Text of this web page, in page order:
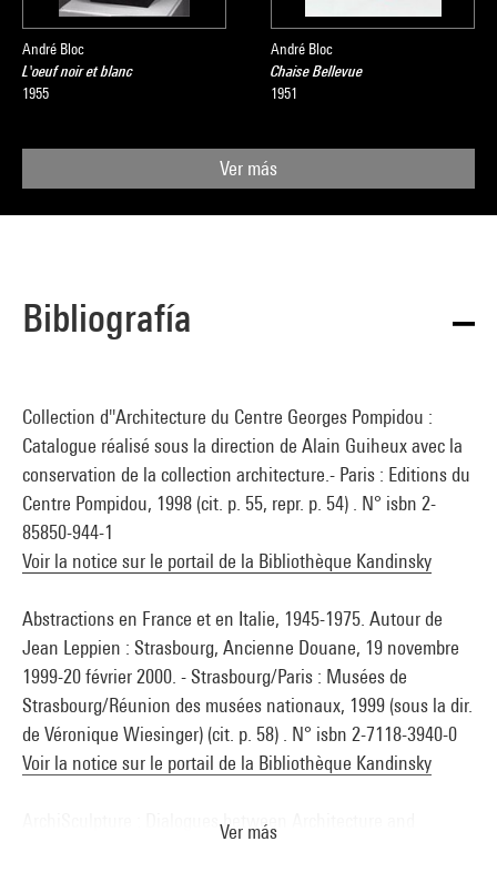
André Bloc
L'oeuf noir et blanc
1955
André Bloc
Chaise Bellevue
1951
Ver más
Bibliografía
Collection d''Architecture du Centre Georges Pompidou :
Catalogue réalisé sous la direction de Alain Guiheux avec la
conservation de la collection architecture.- Paris : Editions du
Centre Pompidou, 1998 (cit. p. 55, repr. p. 54) . N° isbn 2-
85850-944-1
Voir la notice sur le portail de la Bibliothèque Kandinsky
Abstractions en France et en Italie, 1945-1975. Autour de
Jean Leppien : Strasbourg, Ancienne Douane, 19 novembre
1999-20 février 2000. - Strasbourg/Paris : Musées de
Strasbourg/Réunion des musées nationaux, 1999 (sous la dir.
de Véronique Wiesinger) (cit. p. 58) . N° isbn 2-7118-3940-0
Voir la notice sur le portail de la Bibliothèque Kandinsky
ArchiSculpture : Dialogues between Architecture and
Ver más